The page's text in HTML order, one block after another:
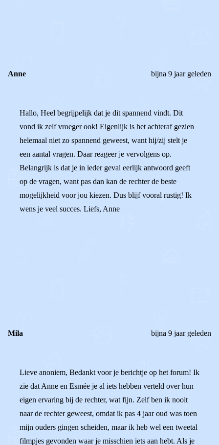
Anne bijna 9 jaar geleden
Hallo, Heel begrijpelijk dat je dit spannend vindt. Dit
vond ik zelf vroeger ook! Eigenlijk is het achteraf gezien
helemaal niet zo spannend geweest, want hij/zij stelt je
een aantal vragen. Daar reageer je vervolgens op.
Belangrijk is dat je in ieder geval eerlijk antwoord geeft
op de vragen, want pas dan kan de rechter de beste
mogelijkheid voor jou kiezen. Dus blijf vooral rustig! Ik
wens je veel succes. Liefs, Anne
Mila bijna 9 jaar geleden
Lieve anoniem, Bedankt voor je berichtje op het forum! Ik
zie dat Anne en Esmée je al iets hebben verteld over hun
eigen ervaring bij de rechter, wat fijn. Zelf ben ik nooit
naar de rechter geweest, omdat ik pas 4 jaar oud was toen
mijn ouders gingen scheiden, maar ik heb wel een tweetal
filmpjes gevonden waar je misschien iets aan hebt. Als je